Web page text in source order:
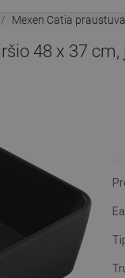
Mexen Catia
48 x 37